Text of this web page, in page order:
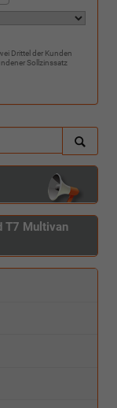
Drittel der Kunden
Sollzinssatz
T7 Multivan